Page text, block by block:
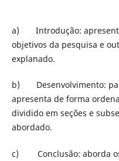
a) Introdução:
objetivos da pesquisa e
explanado.
b) Desenvolvimento:
apresenta de forma
dividido em seções e
abordado.
c) Conclusão: aborda